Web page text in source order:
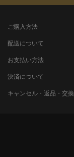
ご購入方法
配送について
お支払い方法
決済について
キャンセル・返品・交換